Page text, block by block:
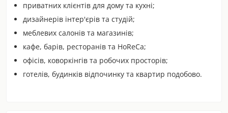
приватних клієнтів для дому та кухні;
дизайнерів інтер'єрів та студій;
меблевих салонів та магазинів;
кафе, барів, ресторанів та HoReCa;
офісів, коворкінгів та робочих просторів;
готелів, будинків відпочинку та квартир подобово.